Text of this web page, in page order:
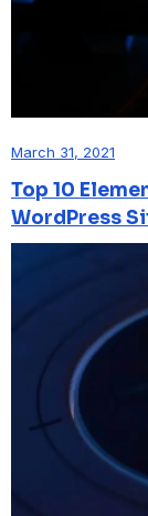
March 31, 2021
Top 10
WordPress